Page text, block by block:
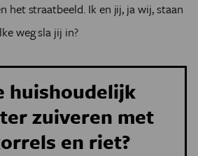
het straatbeeld. Ik en jij, ja wij, staan
weg sla jij in?
huishoudelijk
zuiveren met
en riet?